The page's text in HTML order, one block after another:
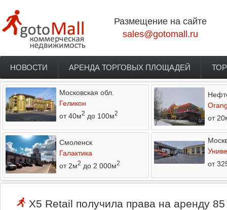
Размещение на сайте
sales@gotomall.ru
Главное меню
НОВОСТИ АРЕНДА ТОРГОВЫХ ПЛОЩАДЕЙ
Московская обл.
Геликон
от 40м2 до 100м2
от
Смоленск
Галактика
от 2м2 до 2 000м2
от
X5 Retail получила права на аренду